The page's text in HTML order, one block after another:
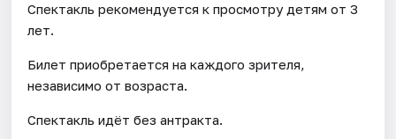
Спектакль рекомендуется к просмотру детям от 3
лет.
Билет приобретается на каждого зрителя,
независимо от возраста.
Спектакль идёт без антракта.